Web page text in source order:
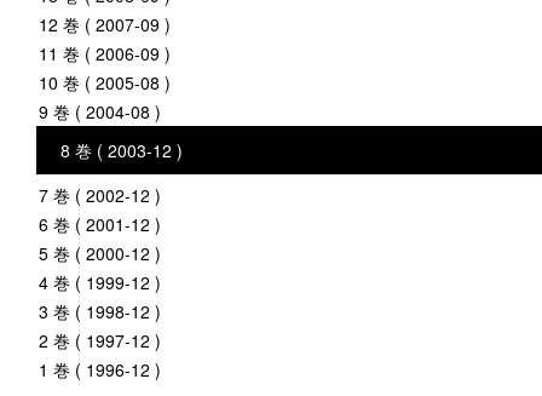
12 巻 ( 2007-09 )
11 巻 ( 2006-09 )
10 巻 ( 2005-08 )
9 巻 ( 2004-08 )
8 巻 ( 2003-12 )
7 巻 ( 2002-12 )
6 巻 ( 2001-12 )
5 巻 ( 2000-12 )
4 巻 ( 1999-12 )
3 巻 ( 1998-12 )
2 巻 ( 1997-12 )
1 巻 ( 1996-12 )